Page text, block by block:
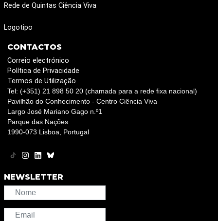
Rede de Quintas Ciência Viva
Logotipo
CONTACTOS
Correio electrónico
Política de Privacidade
Termos de Utilização
Tel: (+351) 21 898 50 20 (chamada para a rede fixa nacional)
Pavilhão do Conhecimento - Centro Ciência Viva
Largo José Mariano Gago n.º1
Parque das Nações
1990-073 Lisboa, Portugal
NEWSLETTER